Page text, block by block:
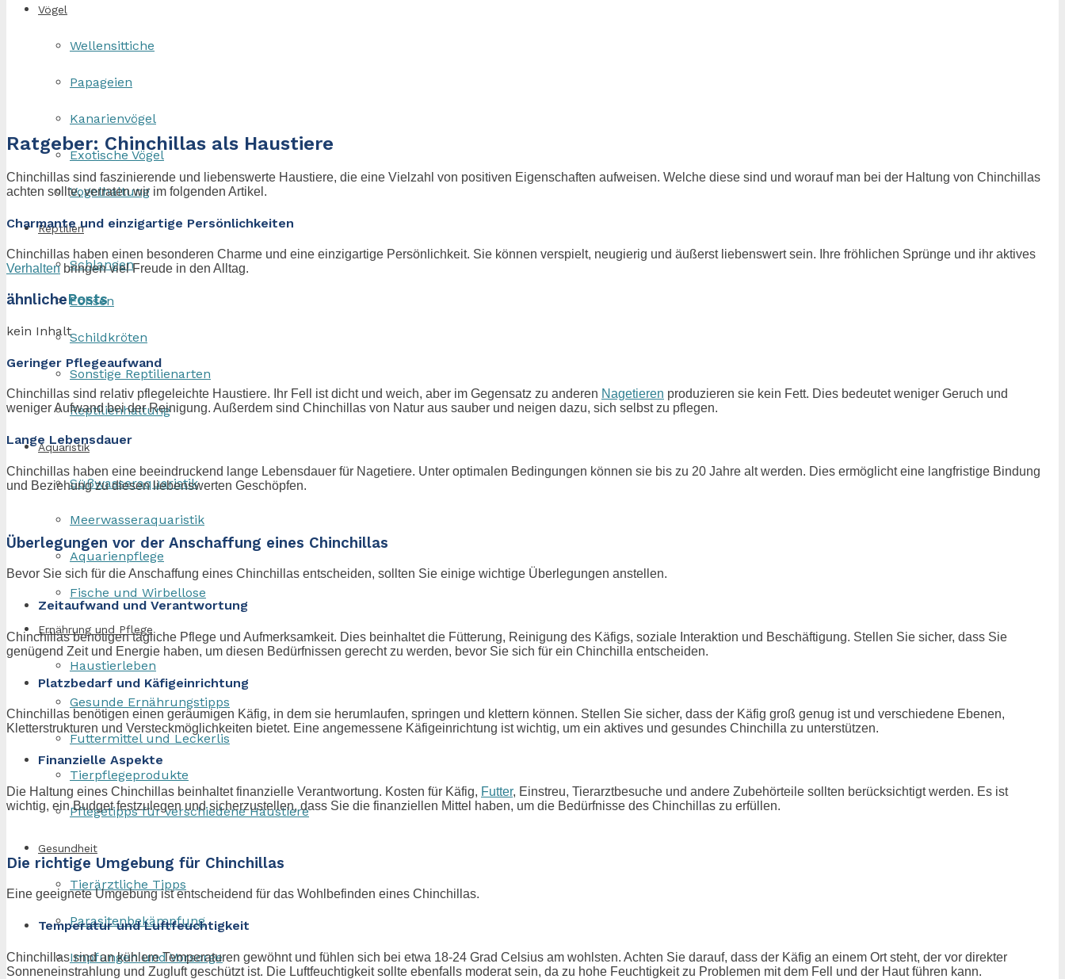
Vögel
Wellensittiche
Papageien
Kanarienvögel
Exotische Vögel
Vogelhaltung
Reptilien
Schlangen
Echsen
Schildkröten
Sonstige Reptilienarten
Reptilienhaltung
Aquaristik
Süßwasseraquaristik
Meerwasseraquaristik
Aquarienpflege
Fische und Wirbellose
Ernährung und Pflege
Haustierleben
Gesunde Ernährungstipps
Futtermittel und Leckerlis
Tierpflegeprodukte
Pflegetipps für verschiedene Haustiere
Gesundheit
Tierärztliche Tipps
Parasitenbekämpfung
Impfungen und Vorsorge
Ratgeber: Chinchillas als Haustiere
Chinchillas sind faszinierende und liebenswerte Haustiere, die eine Vielzahl von positiven Eigenschaften aufweisen. Welche diese sind und worauf man bei der Haltung von Chinchillas
achten sollte, verraten wir im folgenden Artikel.
Charmante und einzigartige Persönlichkeiten
Chinchillas haben einen besonderen Charme und eine einzigartige Persönlichkeit. Sie können verspielt, neugierig und äußerst liebenswert sein. Ihre fröhlichen Sprünge und ihr aktives
Verhaltenbringen viel Freude in den Alltag.
ähnlichePosts
kein Inhalt
Geringer Pflegeaufwand
Chinchillas sind relativ pflegeleichte Haustiere. Ihr Fell ist dicht und weich, aber im Gegensatz zu anderen Nagetieren produzieren sie kein Fett. Dies bedeutet weniger Geruch und
weniger Aufwand bei der Reinigung. Außerdem sind Chinchillas von Natur aus sauber und neigen dazu, sich selbst zu pflegen.
Lange Lebensdauer
Chinchillas haben eine beeindruckend lange Lebensdauer für Nagetiere. Unter optimalen Bedingungen können sie bis zu 20 Jahre alt werden. Dies ermöglicht eine langfristige Bindung
und Beziehung zu diesen liebenswerten Geschöpfen.
Überlegungen vor der Anschaffung eines Chinchillas
Bevor Sie sich für die Anschaffung eines Chinchillas entscheiden, sollten Sie einige wichtige Überlegungen anstellen.
Zeitaufwand und Verantwortung
Chinchillas benötigen tägliche Pflege und Aufmerksamkeit. Dies beinhaltet die Fütterung, Reinigung des Käfigs, soziale Interaktion und Beschäftigung. Stellen Sie sicher, dass Sie
genügend Zeit und Energie haben, um diesen Bedürfnissen gerecht zu werden, bevor Sie sich für ein Chinchilla entscheiden.
Platzbedarf und Käfigeinrichtung
Chinchillas benötigen einen geräumigen Käfig, in dem sie herumlaufen, springen und klettern können. Stellen Sie sicher, dass der Käfig groß genug ist und verschiedene Ebenen,
Kletterstrukturen und Versteckmöglichkeiten bietet. Eine angemessene Käfigeinrichtung ist wichtig, um ein aktives und gesundes Chinchilla zu unterstützen.
Finanzielle Aspekte
Die Haltung eines Chinchillas beinhaltet finanzielle Verantwortung. Kosten für Käfig, Futter, Einstreu, Tierarztbesuche und andere Zubehörteile sollten berücksichtigt werden. Es ist
wichtig, ein Budget festzulegen und sicherzustellen, dass Sie die finanziellen Mittel haben, um die Bedürfnisse des Chinchillas zu erfüllen.
Die richtige Umgebung für Chinchillas
Eine geeignete Umgebung ist entscheidend für das Wohlbefinden eines Chinchillas.
Temperatur und Luftfeuchtigkeit
Chinchillas sind an kühlere Temperaturen gewöhnt und fühlen sich bei etwa 18-24 Grad Celsius am wohlsten. Achten Sie darauf, dass der Käfig an einem Ort steht, der vor direkter
Sonneneinstrahlung und Zugluft geschützt ist. Die Luftfeuchtigkeit sollte ebenfalls moderat sein, da zu hohe Feuchtigkeit zu Problemen mit dem Fell und der Haut führen kann.